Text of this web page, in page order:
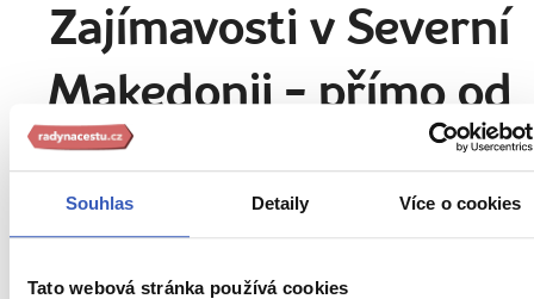
Souhlas Detaily Více o cookies
Tato webová stránka používá cookies
Zajímavosti v Severní
Makedonii - přímo od
našich průvodců